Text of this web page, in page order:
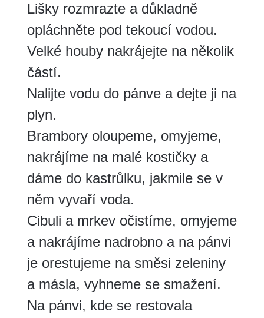
Lišky rozmrazte a důkladně
opláchněte pod tekoucí vodou.
Velké houby nakrájejte na několik
částí.
Nalijte vodu do pánve a dejte ji na
plyn.
Brambory oloupeme, omyjeme,
nakrájíme na malé kostičky a
dáme do kastrůlku, jakmile se v
něm vyvaří voda.
Cibuli a mrkev očistíme, omyjeme
a nakrájíme nadrobno a na pánvi
je orestujeme na směsi zeleniny
a másla, vyhneme se smažení.
Na pánvi, kde se restovala